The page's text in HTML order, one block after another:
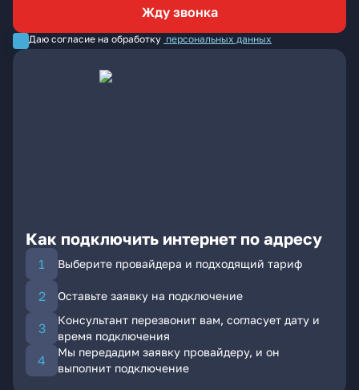
Жду звонка
Даю согласие на обработку персональных данных
Как подключить интернет по адресу
Выберите провайдера и подходящий тариф
Оставьте заявку на подключение
Консультант перезвонит вам, согласует дату и
время подключения
Мы передадим заявку провайдеру, и он
выполнит подключение